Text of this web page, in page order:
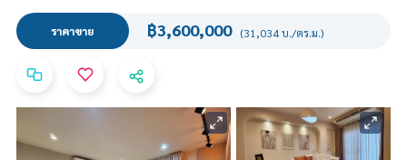
ราคาขาย ฿3,600,000 (31,034 บ./ตร.ม.)